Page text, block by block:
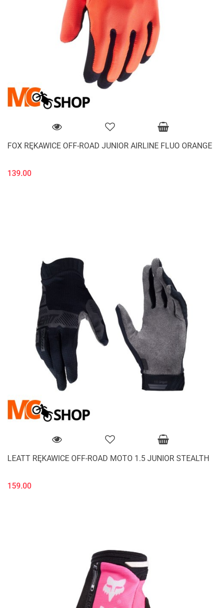
FOX RĘKAWICE OFF-ROAD JUNIOR AIRLINE FLUO ORANGE
139.00
LEATT RĘKAWICE OFF-ROAD MOTO 1.5 JUNIOR STEALTH
159.00